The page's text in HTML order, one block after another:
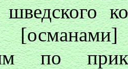
по